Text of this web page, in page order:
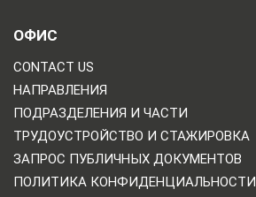
ОФИС
CONTACT US
НАПРАВЛЕНИЯ
ПОДРАЗДЕЛЕНИЯ И ЧАСТИ
ТРУДОУСТРОЙСТВО И СТАЖИРОВКА
ЗАПРОС ПУБЛИЧНЫХ ДОКУМЕНТОВ
ПОЛИТИКА КОНФИДЕНЦИАЛЬНОСТИ